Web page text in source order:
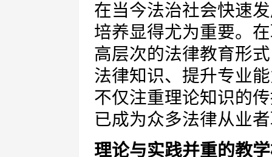
在当今法治社会快速
培养显得尤为重要。
高层次的法律教育形
法律知识、提升专业
不仅注重理论知识的
已成为众多法律从业
理论与实践并重的教